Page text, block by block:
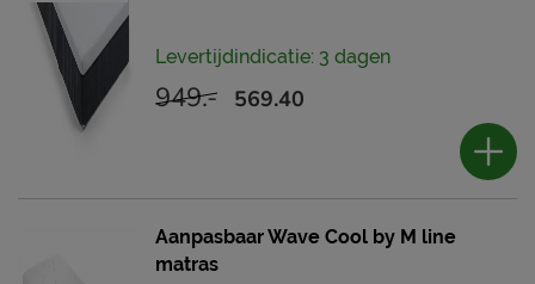
Levertijdindicatie: 3 dagen
949.- 569.40
Aanpasbaar Wave Cool by M line
matras